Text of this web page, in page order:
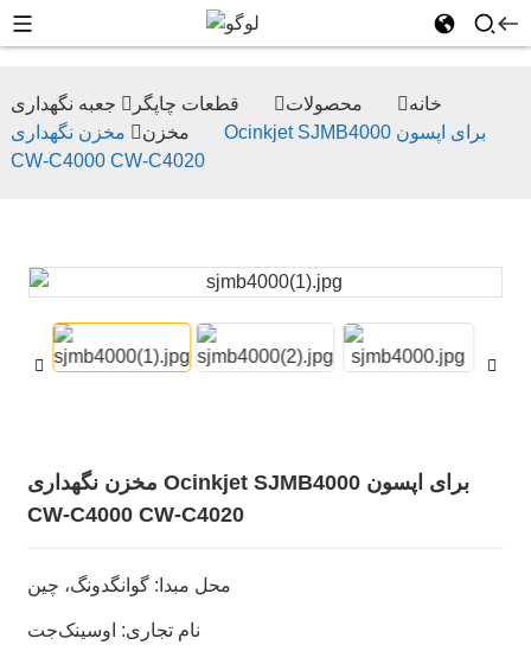
خانه محصولات قطعات چاپگر
جعبه نگهداری
مخزن
مخزن نگهداری Ocinkjet SJMB4000 برای اپسون
CW-C4000 CW-C4020
مخزن نگهداری Ocinkjet SJMB4000 برای اپسون
CW-C4000 CW-C4020
محل مبدا: گوانگدونگ، چین
نام تجاری: اوسینک‌جت